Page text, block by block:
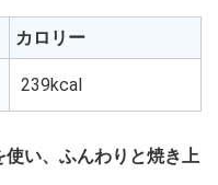
カロリー
239kcal
い、ふんわりと焼き上